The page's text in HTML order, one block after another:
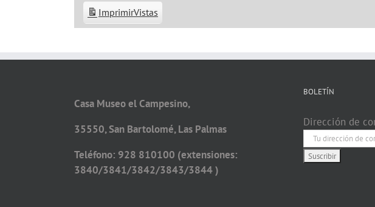
ImprimirVistas
Casa Museo el Campesino,
35550, San Bartolomé, Las Palmas
Teléfono: 928 810100 (extensiones:
3840/3841/3842/3843/3844 )
BOLETÍN
Dirección de